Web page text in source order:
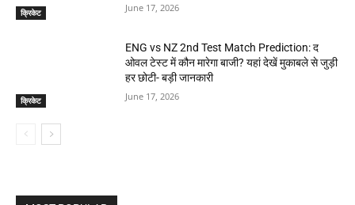
क्रिकेट June 17, 2026
क्रिकेट
ENG vs NZ 2nd Test Match Prediction: द
ओवल टेस्ट में कौन मारेगा बाजी? यहां देखें मुकाबले से जुड़ी
हर छोटी- बड़ी जानकारी
June 17, 2026